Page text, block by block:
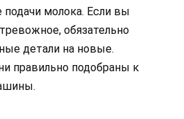
подачи молока. Если вы
обязательно
детали на новые.
правильно подобраны к